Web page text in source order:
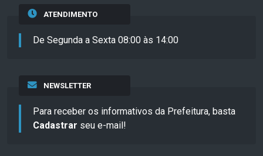
ATENDIMENTO
De Segunda a Sexta 08:00 às 14:00
NEWSLETTER
Para receber os informativos da Prefeitura, basta
Cadastrar seu e-mail!